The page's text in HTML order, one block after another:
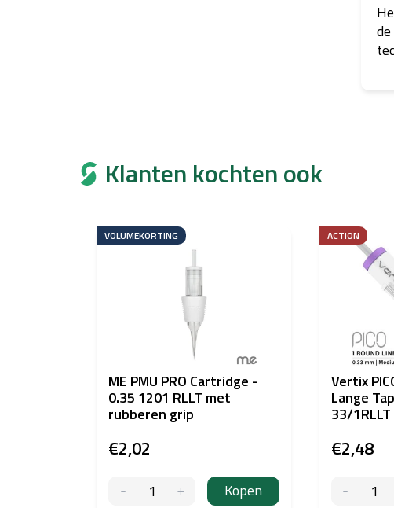
Klanten kochten ook
VOLUMEKORTING
ME PMU PRO Cartridge -
0.35 1201 RLLT met
rubberen grip
€2,02
Kopen
ACTION
Vertix
Lange
33/1RLLT
€2,48